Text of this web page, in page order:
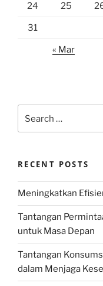
24 25
31
« Mar
for:
RECENT POSTS
Meningkatkan
Tantangan
untuk Masa Depan
Tantangan
dalam Menjaga